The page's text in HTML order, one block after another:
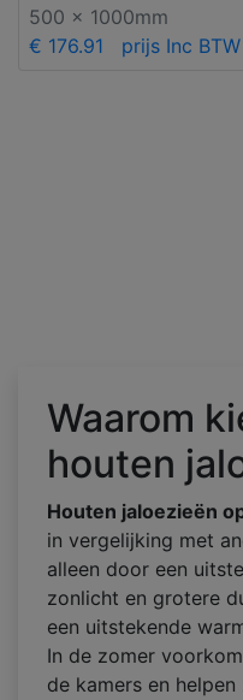
500 x 1000mm
€ 176.91
prijs Inc BTW
Waarom
houten
Houten jaloezieën
in vergelijking met
alleen door een
zonlicht en grotere
een uitstekende
In de zomer
de kamers en